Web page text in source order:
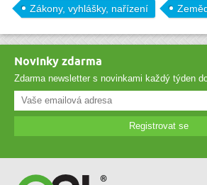
Zákony, vyhlášky, nařízení
Novinky zdarma
Zdarma newsletter s novinkami každý týden
Registrovat se